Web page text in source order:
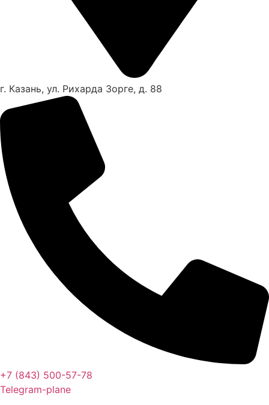
г. Казань, ул. Рихарда Зорге, д. 88
+7 (843) 500-57-78
Telegram-plane